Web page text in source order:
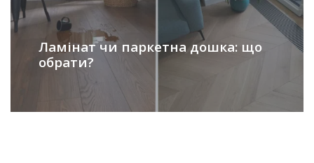
Ламінат чи паркетна дошка: що
обрати?